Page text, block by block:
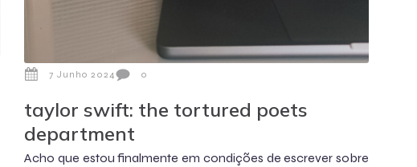
7 Junho 2024 0
taylor swift: the tortured poets
department
Acho que estou finalmente em condições de escrever sobre